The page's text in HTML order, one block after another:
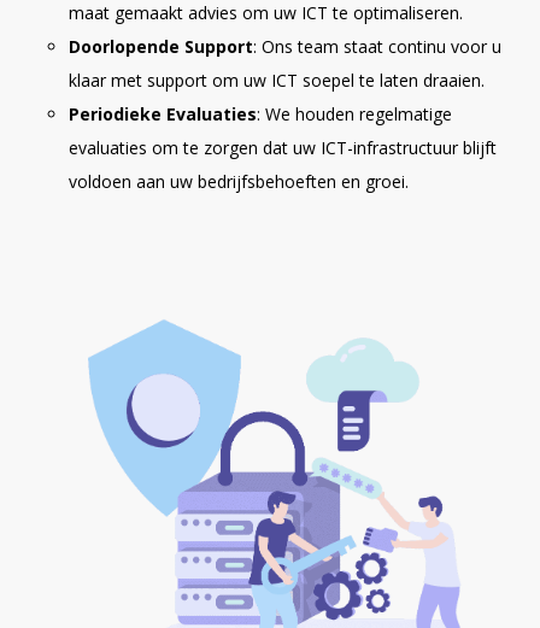
maat gemaakt advies om uw ICT te optimaliseren.
Doorlopende Support: Ons team staat continu voor u
klaar met support om uw ICT soepel te laten draaien.
Periodieke Evaluaties: We houden regelmatige
evaluaties om te zorgen dat uw ICT-infrastructuur blijft
voldoen aan uw bedrijfsbehoeften en groei.